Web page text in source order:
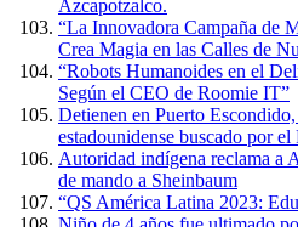
Azcapotzalco.
“La Innovadora Campaña de
Crea Magia en las Calles de
“Robots Humanoides en el
Según el CEO de Roomie IT”
Detienen en Puerto
estadounidense buscado por
Autoridad indígena reclama a
de mando a Sheinbaum
“QS América Latina 2023: